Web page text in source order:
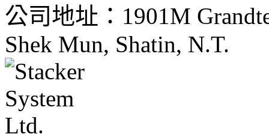
公司地址：1901M
Shek Mun, Shatin, N.T.